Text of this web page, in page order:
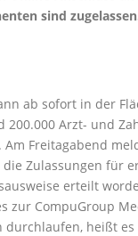
sind
ab sofort in der
Arzt- und
Freitagabend
Zulassungen für
erteilt
zur CompuGroup
durchlaufen, heißt